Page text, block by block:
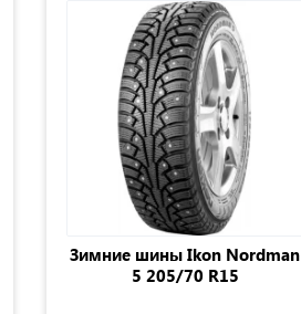
Зимние шины Ikon Nordman
5 205/70 R15